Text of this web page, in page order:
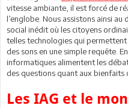
vitesse ambiante, il est forcé de
l’englobe. Nous assistons ainsi
social inédit où les citoyens
telles technologies qui
des sons en une simple requête.
informatiques alimentent les
des questions quant aux bienfaits
Les IAG et le